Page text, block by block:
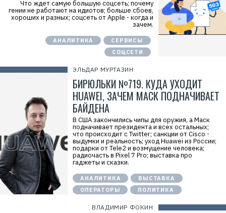
Что ждет самую большую соцсеть; почему
гении не работают на идиотов; больше сбоев,
хороших и разных; соцсеть от Apple - когда и
зачем.
АНАЛИТИКА
СЕРВИСЫ
СОЦСЕТИ
ЭЛЬДАР МУРТАЗИН
БИРЮЛЬКИ №719. КУДА УХОДИТ
HUAWEI, ЗАЧЕМ МАСК ПОДНАЧИВАЕТ
БАЙДЕНА
В США закончились чипы для оружия, а Маск
подначивает президента и всех остальных;
что происходит с Twitter; санкции от Cisco -
выдумки и реальность; уход Huawei из России;
подарки от Tele2 и возмущение человека;
радиочасть в Pixel 7 Pro; выставка про
гаджеты и сказки.
АНАЛИТИКА
ВЫСТАВКА
ОПЕРАТОРЫ
ПОЛИТИКА
ВЛАДИМИР ФОКИН